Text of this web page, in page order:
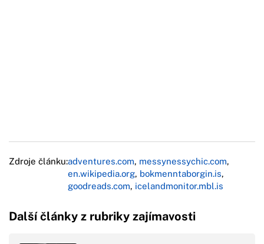
Zdroje článku:adventures.com, messynessychic.com,
en.wikipedia.org, bokmenntaborgin.is,
goodreads.com, icelandmonitor.mbl.is
Další články z rubriky zajímavosti